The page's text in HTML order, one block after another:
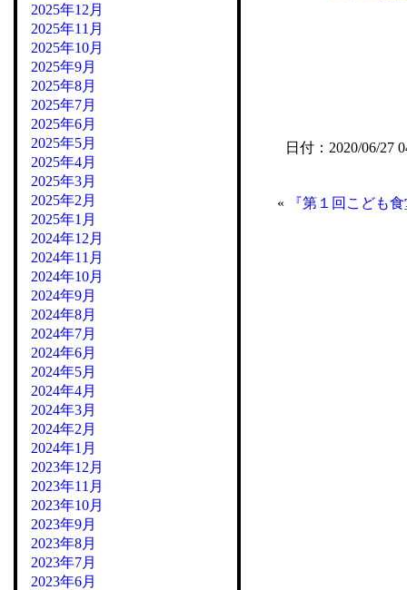
日付：2020/06/27
« 『第１回こども
2025年12月
2025年11月
2025年10月
2025年9月
2025年8月
2025年7月
2025年6月
2025年5月
2025年4月
2025年3月
2025年2月
2025年1月
2024年12月
2024年11月
2024年10月
2024年9月
2024年8月
2024年7月
2024年6月
2024年5月
2024年4月
2024年3月
2024年2月
2024年1月
2023年12月
2023年11月
2023年10月
2023年9月
2023年8月
2023年7月
2023年6月